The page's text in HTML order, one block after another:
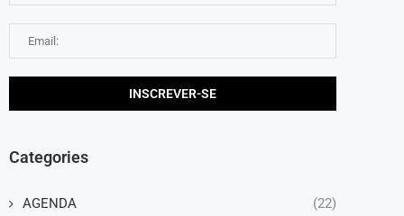
Categories
AGENDA (22)